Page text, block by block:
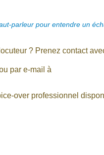
parleur pour entendre un
? Prenez contact
par e-mail à
over professionnel